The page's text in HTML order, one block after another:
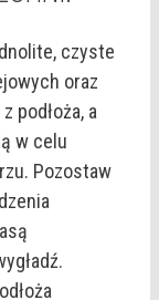
czyste
oraz
podłoża, a
w celu
Pozostaw